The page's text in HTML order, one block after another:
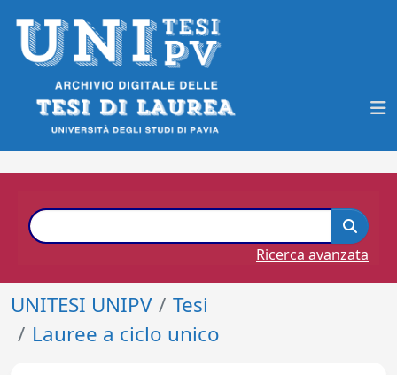
Ricerca avanzata
UNITESI UNIPV
Tesi
Lauree a ciclo unico